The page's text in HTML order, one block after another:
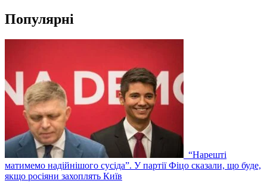
Популярні
“Нарешті
матимемо надійнішого сусіда”. У партії Фіцо сказали, що буде,
якщо росіяни захоплять Київ